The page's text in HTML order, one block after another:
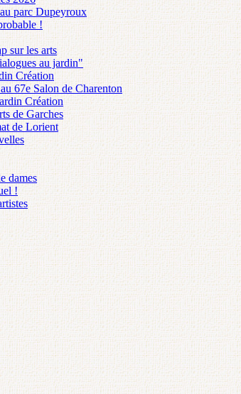
parc Dupeyroux
!
sur les arts
au jardin"
Création
67e Salon de Charenton
Création
de Garches
de Lorient
dames
!